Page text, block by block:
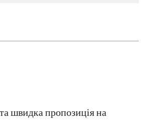
швидка пропозиція на